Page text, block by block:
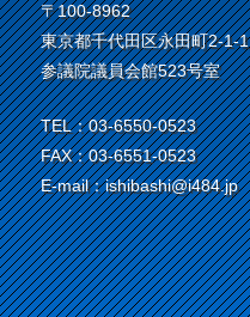
〒100-8962
東京都千代田区永田町2-1-1
参議院議員会館523号室
TEL：03-6550-0523
FAX：03-6551-0523
E-mail：ishibashi@i484.jp